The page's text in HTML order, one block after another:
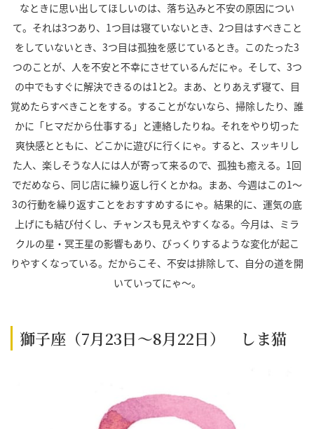
なときに思い出してほしいのは、落ち込みと不安の原因につい
て。それは3つあり、1つ目は寝ていないとき、2つ目はすべきこと
をしていないとき、3つ目は孤独を感じているとき。このたった3
つのことが、人を不安と不幸にさせているんだにゃ。そして、3つ
の中でもすぐに解決できるのは1と2。まあ、とりあえず寝て、目
覚めたらすべきことをする。することがないなら、掃除したり、誰
かに「ヒマだから仕事する」と連絡したりね。それをやり切った
爽快感とともに、どこかに遊びに行くにゃ。すると、スッキリし
た人、楽しそうな人には人が寄って来るので、孤独も癒える。1回
でだめなら、同じ店に繰り返し行くとかね。まあ、今週はこの1～
3の行動を繰り返すことをおすすめするにゃ。結果的に、運気の底
上げにも結び付くし、チャンスも見えやすくなる。今月は、ミラ
クルの星・冥王星の影響もあり、びっくりするような変化が起こ
りやすくなっている。だからこそ、不安は排除して、自分の道を開
いていってにゃ～。
獅子座（7月23日～8月22日） しま猫